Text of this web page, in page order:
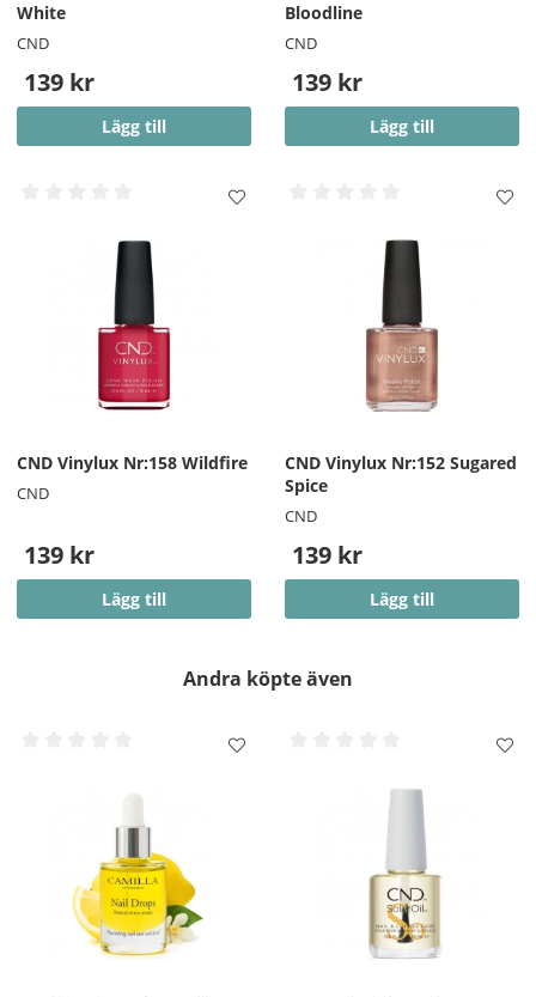
OBS!! - På vissa starka färger kan en pigmentering på
White
CND
139 kr
Lägg till
Bloodline
CND
139 kr
Lägg till
CND Vinylux Nr:158 Wildfire
CND
139 kr
Lägg till
CND Vinylux Nr:152 Sugared
Spice
CND
139 kr
Lägg till
Andra köpte även